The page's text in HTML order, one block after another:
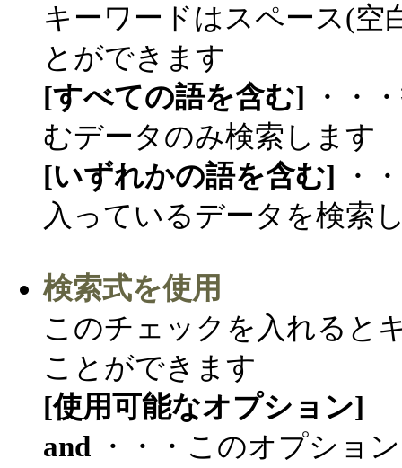
キーワードはスペース(空
とができます
[すべての語を含む] ・・
むデータのみ検索します
[いずれかの語を含む] ・
入っているデータを検索
検索式を使用
このチェックを入れると
ことができます
[使用可能なオプション]
and ・・・このオプショ